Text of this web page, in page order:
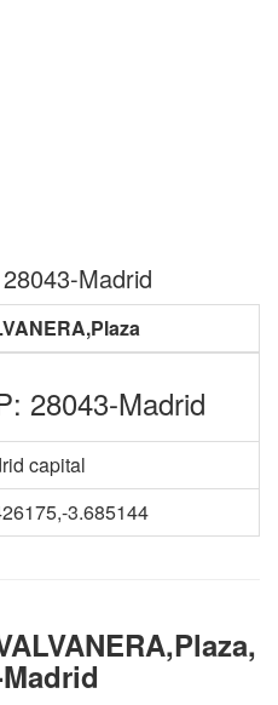
Madrid
28043-Madrid
capital
3.685144